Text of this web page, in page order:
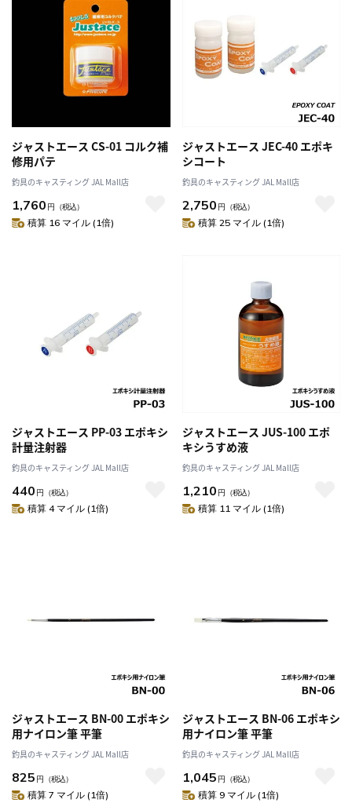
ジャストエース CS-01 コルク補
修用パテ
釣具のキャスティング JAL Mall店
1,760 円 （税込）
積算 16 マイル (1倍)
ジャストエース JEC-40 エポキ
シコート
釣具のキャスティング JAL Mall店
2,750 円 （税込）
積算 25 マイル (1倍)
ジャストエース PP-03 エポキシ
計量注射器
釣具のキャスティング JAL Mall店
440 円 （税込）
積算 4 マイル (1倍)
ジャストエース JUS-100 エポ
キシうすめ液
釣具のキャスティング JAL Mall店
1,210 円 （税込）
積算 11 マイル (1倍)
ジャストエース BN-00 エポキシ
用ナイロン筆 平筆
釣具のキャスティング JAL Mall店
825 円 （税込）
積算 7 マイル (1倍)
ジャストエース BN-06 エポキシ
用ナイロン筆 平筆
釣具のキャスティング JAL Mall店
1,045 円 （税込）
積算 9 マイル (1倍)